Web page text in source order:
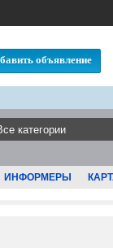
объявление
ИНФОРМЕРЫ